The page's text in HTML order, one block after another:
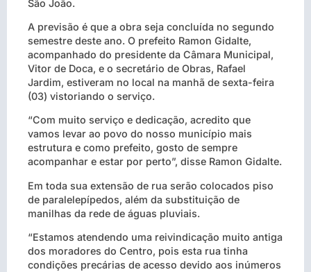
São João.
A previsão é que a obra seja concluída no segundo
semestre deste ano. O prefeito Ramon Gidalte,
acompanhado do presidente da Câmara Municipal,
Vitor de Doca, e o secretário de Obras, Rafael
Jardim, estiveram no local na manhã de sexta-feira
(03) vistoriando o serviço.
“Com muito serviço e dedicação, acredito que
vamos levar ao povo do nosso município mais
estrutura e como prefeito, gosto de sempre
acompanhar e estar por perto”, disse Ramon Gidalte.
Em toda sua extensão de rua serão colocados piso
de paralelepípedos, além da substituição de
manilhas da rede de águas pluviais.
“Estamos atendendo uma reivindicação muito antiga
dos moradores do Centro, pois esta rua tinha
condições precárias de acesso devido aos inúmeros